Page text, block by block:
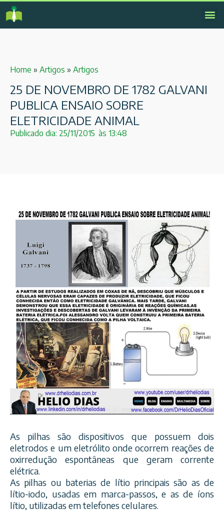
Home » Artigos » Artigos
25 DE NOVEMBRO DE 1782 GALVANI
PUBLICA ENSAIO SOBRE
ELETRICIDADE ANIMAL
Publicado dia: 25/11/2015 às 13:48
As pilhas são dispositivos que possuem dois
eletrodos e um eletrólito onde ocorrem reações de
oxirredução espontâneas que geram corrente
elétrica.
As pilhas ou baterias de lítio principais são as de
lítio-iodo, usadas em marca-passos, e as de íons
lítio, utilizadas em telefones celulares.